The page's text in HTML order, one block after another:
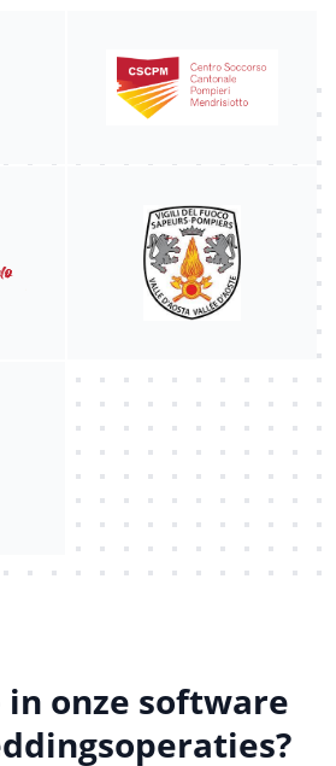
in onze software